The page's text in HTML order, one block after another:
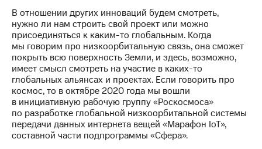
В отношении других инноваций будем смотреть,
нужно ли нам строить свой проект или можно
присоединяться к каким-то глобальным. Когда
мы говорим про низкоорбитальную связь, она сможет
покрыть всю поверхность Земли, и здесь, возможно,
имеет смысл смотреть на участие в каких-то
глобальных альянсах и проектах. Если говорить про
космос, то в октябре 2020 года мы вошли
в инициативную рабочую группу «Роскосмоса»
по разработке глобальной низкоорбитальной системы
передачи данных интернета вещей «Марафон IoT»,
составной части подпрограммы «Сфера».